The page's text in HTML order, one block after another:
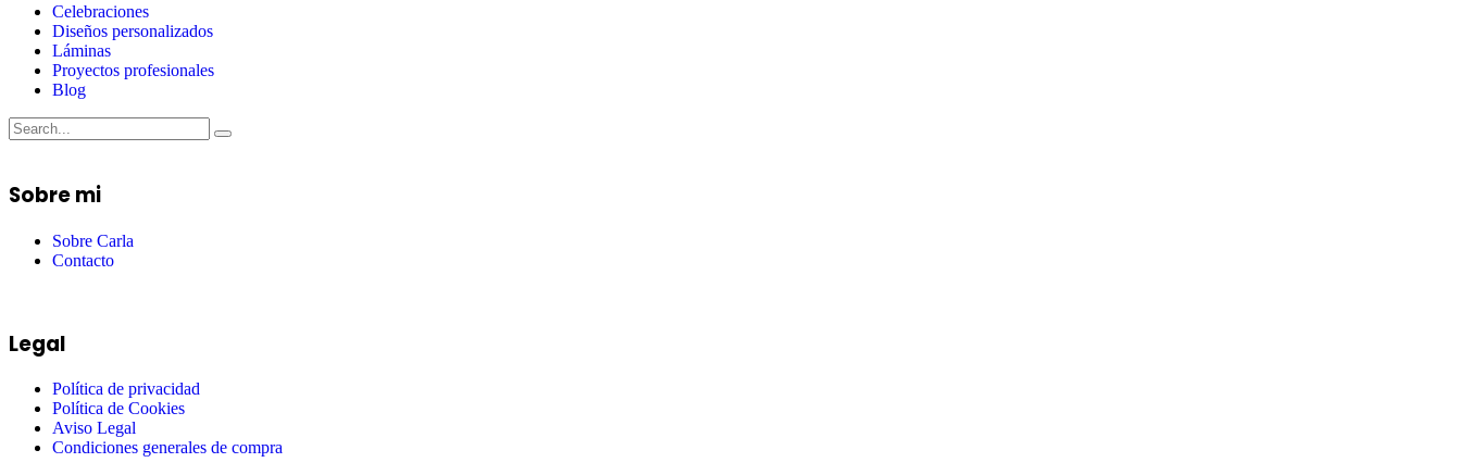
Celebraciones
Diseños personalizados
Láminas
Proyectos profesionales
Blog
Sobre mi
Sobre Carla
Contacto
Legal
Política de privacidad
Política de Cookies
Aviso Legal
Condiciones generales de compra